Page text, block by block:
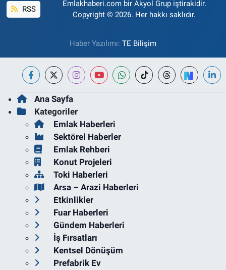
RSS
Emlakhaberi.com bir Akyol Grup iştirakidir.
Copyright © 2026. Her hakkı saklıdır.
Haber Yazılımı: TE Bilişim
Ana Sayfa
Kategoriler
Emlak Haberleri
Sektörel Haberler
Emlak Rehberi
Konut Projeleri
Toki Haberleri
Arsa – Arazi Haberleri
Etkinlikler
Fuar Haberleri
Gündem Haberleri
İş Fırsatları
Kentsel Dönüşüm
Prefabrik Ev